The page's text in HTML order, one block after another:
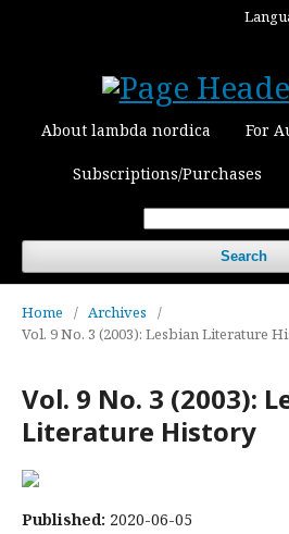
About lambda nordica For
Subscriptions/Purchases
Search
Home / Archives
/
Vol. 9 No. 3 (2003): Lesbian Literature
Vol. 9 No. 3 (2003):
Literature History
Published: 2020-06-05